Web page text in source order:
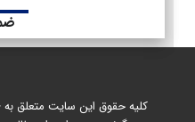
کلیه حقوق این سایت متعلق به